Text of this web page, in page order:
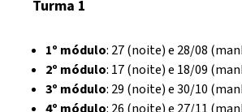
Turma 1
1º módulo: 27 (noite) e 28/08
2º módulo: 17 (noite) e 18/09
3º módulo: 29 (noite) e 30/10